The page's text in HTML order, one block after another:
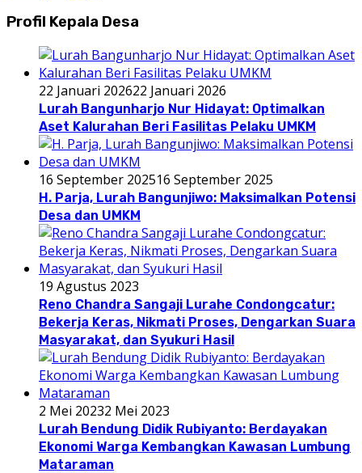
Profil Kepala Desa
22 Januari 202622 Januari 2026
Lurah Bangunharjo Nur Hidayat: Optimalkan
Aset Kalurahan Beri Fasilitas Pelaku UMKM
16 September 202516 September 2025
H. Parja, Lurah Bangunjiwo: Maksimalkan Potensi
Desa dan UMKM
19 Agustus 2023
Reno Chandra Sangaji Lurahe Condongcatur:
Bekerja Keras, Nikmati Proses, Dengarkan Suara
Masyarakat, dan Syukuri Hasil
2 Mei 20232 Mei 2023
Lurah Bendung Didik Rubiyanto: Berdayakan
Ekonomi Warga Kembangkan Kawasan Lumbung
Mataraman